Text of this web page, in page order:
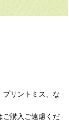
プリントミス、な
ご購入ご遠慮くだ